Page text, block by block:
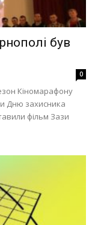
був
0
Кіномарафону
Дню захисника
фільм Зази